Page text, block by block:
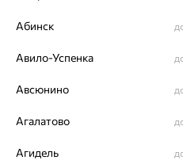
Абинск
Авило-Успенка
Авсюнино
Агалатово
Агидель